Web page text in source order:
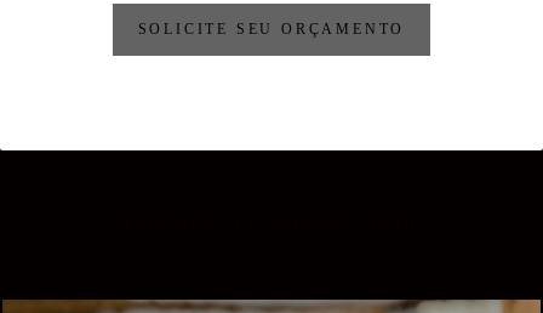
SOLICITE SEU ORÇAMENTO